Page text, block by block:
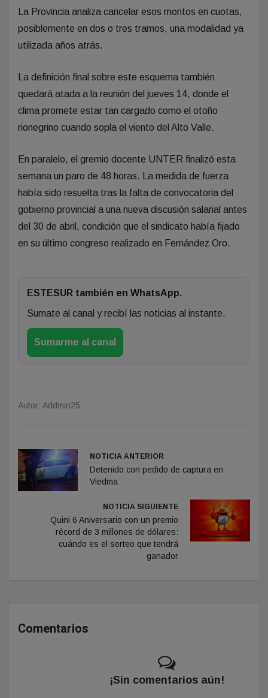
La Provincia analiza cancelar esos montos en cuotas,
posiblemente en dos o tres tramos, una modalidad ya
utilizada años atrás.
La definición final sobre este esquema también
quedará atada a la reunión del jueves 14, donde el
clima promete estar tan cargado como el otoño
rionegrino cuando sopla el viento del Alto Valle.
En paralelo, el gremio docente UNTER finalizó esta
semana un paro de 48 horas. La medida de fuerza
había sido resuelta tras la falta de convocatoria del
gobierno provincial a una nueva discusión salarial antes
del 30 de abril, condición que el sindicato había fijado
en su último congreso realizado en Fernández Oro.
ESTESUR también en WhatsApp.
Sumate al canal y recibí las noticias al instante.
Sumarme al canal
Autor: Addmin25
NOTICIA ANTERIOR
Detenido con pedido de captura en
Viedma
NOTICIA SIGUIENTE
Quini 6 Aniversario con un premio
récord de 3 millones de dólares:
cuándo es el sorteo que tendrá
ganador
Comentarios
¡Sin comentarios aún!